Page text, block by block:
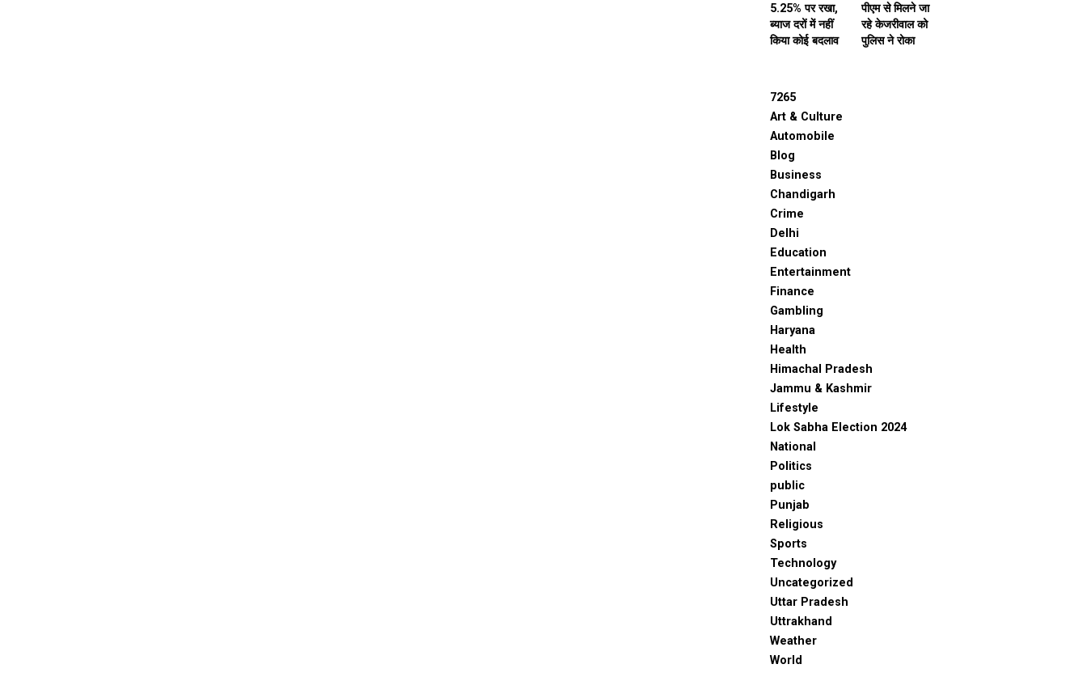
5.25% पर रखा,
ब्याज दरों में नहीं
किया कोई बदलाव
पीएम से मिलने जा
रहे केजरीवाल को
पुलिस ने रोका
7265
Art & Culture
Automobile
Blog
Business
Chandigarh
Crime
Delhi
Education
Entertainment
Finance
Gambling
Haryana
Health
Himachal Pradesh
Jammu & Kashmir
Lifestyle
Lok Sabha Election 2024
National
Politics
public
Punjab
Religious
Sports
Technology
Uncategorized
Uttar Pradesh
Uttrakhand
Weather
World